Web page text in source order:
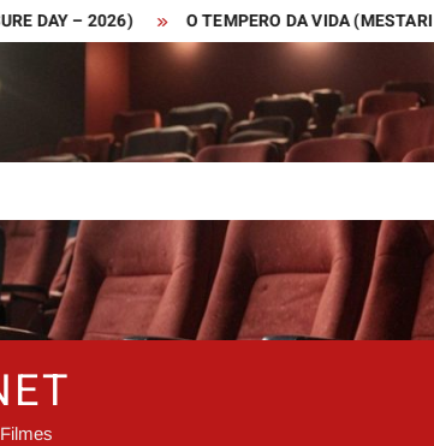
– 2026) O TEMPERO DA VIDA (MESTARI